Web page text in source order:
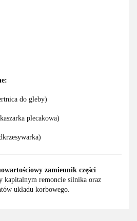
do gleby)
plecakowa)
zamiennik części
kapitalnym remoncie silnika oraz
układu korbowego.